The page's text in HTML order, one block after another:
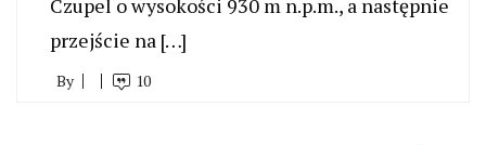
Czupel o wysokości 930 m n.p.m., a następnie
przejście na […]
By 10